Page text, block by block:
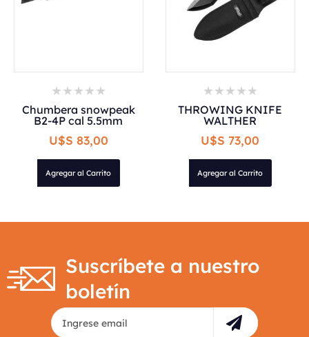
Chumbera snowpeak
B2-4P cal 5.5mm
U$S 83,00
Agregar al Carrito
THROWING KNIFE
WALTHER
U$S 73,00
Agregar al Carrito
Suscríbete a nuestro
boletín